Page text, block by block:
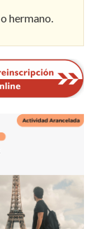
hermano.